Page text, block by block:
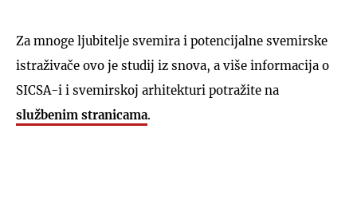
Za mnoge ljubitelje svemira i potencijalne svemirske
istraživače ovo je studij iz snova, a više informacija o
SICSA-i i svemirskoj arhitekturi potražite na
službenim stranicama.